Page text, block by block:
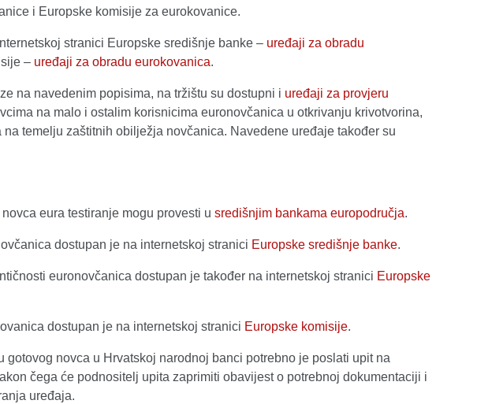
i Europske komisije za eurokovanice.
stranici Europske središnje banke – uređaji za obradu
– uređaji za obradu eurokovanica.
na navedenim popisima, na tržištu su dostupni i uređaji za provjeru
na malo i ostalim korisnicima euronovčanica u otkrivanju krivotvorina,
temelju zaštitnih obilježja novčanica. Navedene uređaje također su
eura testiranje mogu provesti u središnjim bankama europodručja.
dostupan je na internetskoj stranici Europske središnje banke.
euronovčanica dostupan je također na internetskoj stranici Europske
dostupan je na internetskoj stranici Europske komisije.
novca u Hrvatskoj narodnoj banci potrebno je poslati upit na
čega će podnositelj upita zaprimiti obavijest o potrebnoj dokumentaciji i
uređaja.